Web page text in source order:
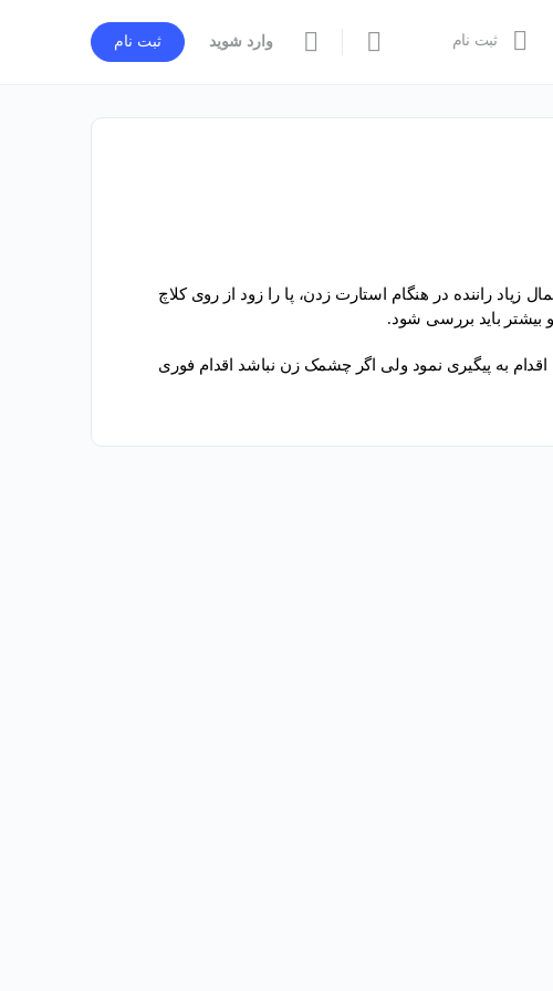
ثبت نام وارد شوید ثبت نام
راننده در هنگام استارت زدن، پا را زود از روی کلاچ
بیشتر باید بررسی شود.
به پیگیری نمود ولی اگر چشمک زن نباشد اقدام فوری